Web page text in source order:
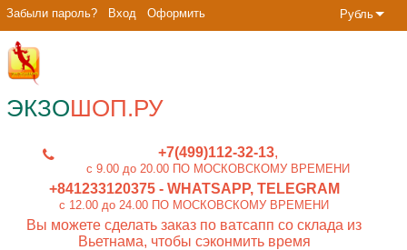
Рубль
Забыли пароль? Вход Оформить
ЭКЗОШОП.РУ
+7(499)112-32-13
c 9.00 до 20.00 ПО МОСКОВСКОМУ ВРЕМЕНИ
+841233120375- WHATSAPP, TELEGRAM
c 12.00 до 24.00 ПО МОСКОВСКОМУ ВРЕМЕНИ
Вы можете сделать заказ по ватсапп со склада из
Вьетнама, чтобы сэконмить время